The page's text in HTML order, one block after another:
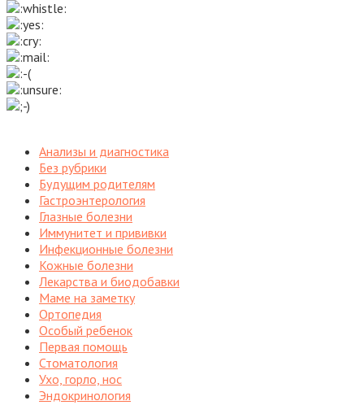
Анализы и диагностика
Без рубрики
Будущим родителям
Гастроэнтерология
Глазные болезни
Иммунитет и прививки
Инфекционные болезни
Кожные болезни
Лекарства и биодобавки
Маме на заметку
Ортопедия
Особый ребенок
Первая помощь
Стоматология
Ухо, горло, нос
Эндокринология